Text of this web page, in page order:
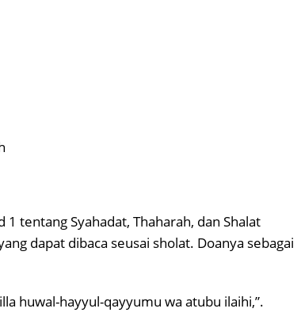
tentang Syahadat, Thaharah, dan Shalat
dapat dibaca seusai sholat. Doanya sebagai
huwal-hayyul-qayyumu wa atubu ilaihi,”.